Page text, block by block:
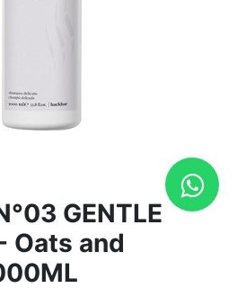
GENTLE
Oats and